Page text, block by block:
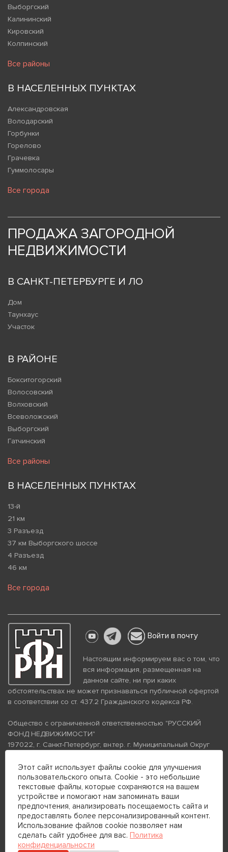
Выборгский
Калининский
Кировский
Колпинский
Все районы
В НАСЕЛЕННЫХ ПУНКТАХ
Александровская
Володарский
Горбунки
Горелово
Грачевка
Гуммолосары
Все города
ПРОДАЖА ЗАГОРОДНОЙ
НЕДВИЖИМОСТИ
В САНКТ-ПЕТЕРБУРГЕ И ЛО
Дом
Таунхаус
Участок
В РАЙОНЕ
Бокситогорский
Волосовский
Волховский
Всеволожский
Выборгский
Гатчинский
Все районы
В НАСЕЛЕННЫХ ПУНКТАХ
13-й
21 км
3 Разъезд
37 км Выборгского шоссе
4 Разъезд
46 км
Все города
Войти в почту
Настоящим информируем вас о том, что
вся информация, размещенная на
данном сайте, ни при каких
обстоятельствах не может признаваться публичной офертой
в соответствии со ст. 437.2 Гражданского кодекса РФ.
Общество с ограниченной ответственностью "РУССКИЙ
ФОНД НЕДВИЖИМОСТИ"
197022, г. Санкт-Петербург, вн.тер. г. Муниципальный Округ
помещение 26Н, комната 103
ИНН 7813672570 КПП 781301001 ОГРН 1237800058870
Политика конфиденциальности
Политика обработки
персональных данных
Телефон для связи:
+7 (812) 200-99-98
+7 (812) 200-88-89
Этот сайт использует файлы cookie для улучшения
пользовательского опыта. Cookie - это небольшие
текстовые файлы, которые сохраняются на вашем
устройстве и помогают нам запоминать ваши
предпочтения, анализировать посещаемость сайта и
предоставлять более персонализированный контент.
Использование файлов cookie позволяет нам
сделать сайт удобнее для вас. Политика
конфиденциальности